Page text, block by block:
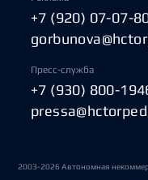
+7 (920) 07-07-
Пресс-служба
+7 (930) 800-
2003-2026 Автономная